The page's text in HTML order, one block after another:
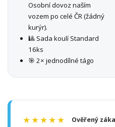
Osobní dovoz naším
vozem po celé ČR (žádný
kurýr).
🎱 Sada koulí Standard
16ks
🎯 2× jednodílné tágo
★★★★★ Ověřený